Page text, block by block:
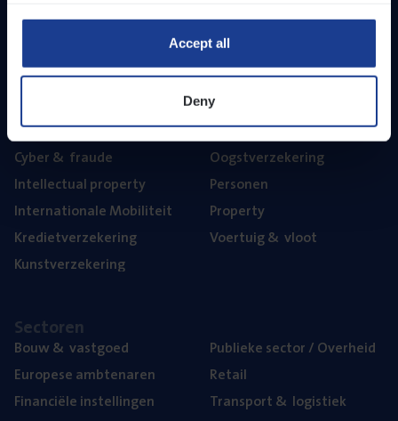
Accept all
Deny
Part­ner­ships
The­ma’s
Beroeps­aan­spra­ke­lijk­heid
Cyber& fraude
Intel­lec­tu­al property
Inter­na­ti­o­na­le Mobiliteit
Kre­diet­ver­ze­ke­ring
Kunst­ver­ze­ke­ring
Mari­ne
Mili­eu
Oogst­ver­ze­ke­ring
Per­so­nen
Pro­per­ty
Voer­tuig& vloot
Sec­to­ren
Bouw& vastgoed
Euro­pe­se ambtenaren
Finan­ci­ë­le instellingen
Publie­ke sec­tor / Overheid
Retail
Trans­port& logistiek